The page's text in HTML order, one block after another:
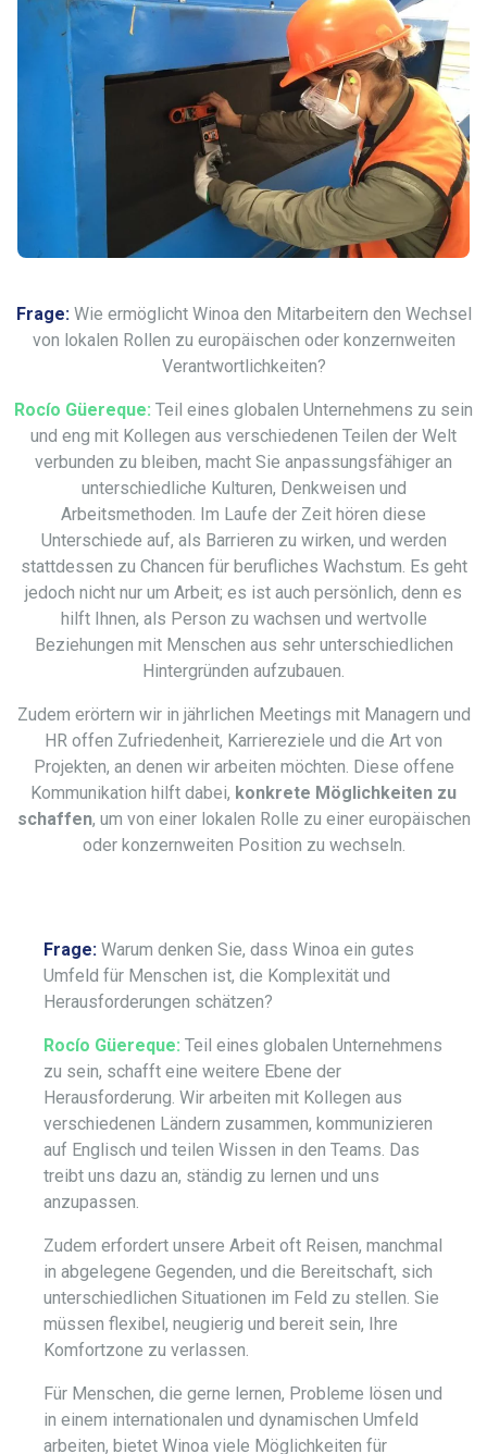
Frage: Wie ermöglicht Winoa den Mitarbeitern den Wechsel
von lokalen Rollen zu europäischen oder konzernweiten
Verantwortlichkeiten?
Rocío Güereque: Teil eines globalen Unternehmens zu sein
und eng mit Kollegen aus verschiedenen Teilen der Welt
verbunden zu bleiben, macht Sie anpassungsfähiger an
unterschiedliche Kulturen, Denkweisen und
Arbeitsmethoden. Im Laufe der Zeit hören diese
Unterschiede auf, als Barrieren zu wirken, und werden
stattdessen zu Chancen für berufliches Wachstum. Es geht
jedoch nicht nur um Arbeit; es ist auch persönlich, denn es
hilft Ihnen, als Person zu wachsen und wertvolle
Beziehungen mit Menschen aus sehr unterschiedlichen
Hintergründen aufzubauen.
Zudem erörtern wir in jährlichen Meetings mit Managern und
HR offen Zufriedenheit, Karriereziele und die Art von
Projekten, an denen wir arbeiten möchten. Diese offene
Kommunikation hilft dabei, konkrete Möglichkeiten zu
schaffen, um von einer lokalen Rolle zu einer europäischen
oder konzernweiten Position zu wechseln.
Frage: Warum denken Sie, dass Winoa ein gutes
Umfeld für Menschen ist, die Komplexität und
Herausforderungen schätzen?
Rocío Güereque: Teil eines globalen Unternehmens
zu sein, schafft eine weitere Ebene der
Herausforderung. Wir arbeiten mit Kollegen aus
verschiedenen Ländern zusammen, kommunizieren
auf Englisch und teilen Wissen in den Teams. Das
treibt uns dazu an, ständig zu lernen und uns
anzupassen.
Zudem erfordert unsere Arbeit oft Reisen, manchmal
in abgelegene Gegenden, und die Bereitschaft, sich
unterschiedlichen Situationen im Feld zu stellen. Sie
müssen flexibel, neugierig und bereit sein, Ihre
Komfortzone zu verlassen.
Für Menschen, die gerne lernen, Probleme lösen und
in einem internationalen und dynamischen Umfeld
arbeiten, bietet Winoa viele Möglichkeiten für